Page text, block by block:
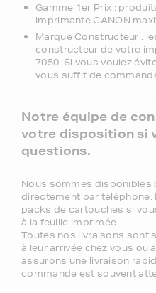
Gamme 1er Prix :
imprimante CANON
Marque Constructeur :
constructeur de votre
7050. Si vous voulez
vous suffit de
Notre équipe de
votre disposition si
questions.
Nous sommes disponibles
directement par téléphone.
packs de cartouches si
à la feuille imprimée.
Toutes nos livraisons sont
à leur arrivée chez vous ou
assurons une livraison
commande est souvent